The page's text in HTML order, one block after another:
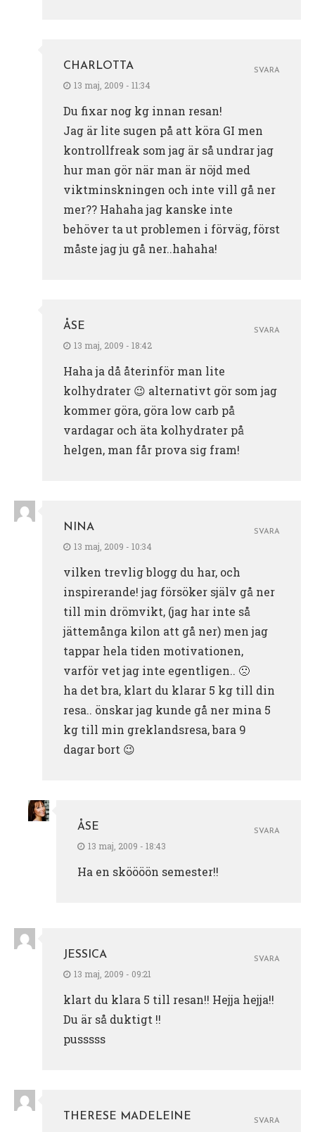
CHARLOTTA
13 maj, 2009 - 11:34
Du fixar nog kg innan resan!
Jag är lite sugen på att köra GI men
kontrollfreak som jag är så undrar jag
hur man gör när man är nöjd med
viktminskningen och inte vill gå ner
mer?? Hahaha jag kanske inte
behöver ta ut problemen i förväg, först
måste jag ju gå ner..hahaha!
SVARA
ÅSE
13 maj, 2009 - 18:42
Haha ja då återinför man lite
kolhydrater 😉 alternativt gör som jag
kommer göra, göra low carb på
vardagar och äta kolhydrater på
helgen, man får prova sig fram!
SVARA
NINA
13 maj, 2009 - 10:34
vilken trevlig blogg du har, och
inspirerande! jag försöker själv gå ner
till min drömvikt, (jag har inte så
jättemånga kilon att gå ner) men jag
tappar hela tiden motivationen,
varför vet jag inte egentligen.. 🙁
ha det bra, klart du klarar 5 kg till din
resa.. önskar jag kunde gå ner mina 5
kg till min greklandsresa, bara 9
dagar bort 😉
SVARA
ÅSE
13 maj, 2009 - 18:43
Ha en sköööön semester!!
SVARA
JESSICA
13 maj, 2009 - 09:21
klart du klara 5 till resan!! Hejja hejja!!
Du är så duktigt !!
pusssss
SVARA
THERESE MADELEINE
SVARA